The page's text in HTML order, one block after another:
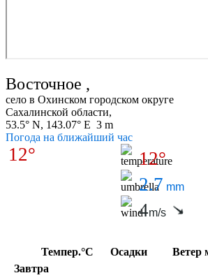
Восточное ,
село в Охинском городском округе
Сахалинской области,
53.5° N, 143.07° E 3 m
Погода на ближайший час
12°
12°
2.7 mm
4m/s
Темпер.°C Осадки
Завтра